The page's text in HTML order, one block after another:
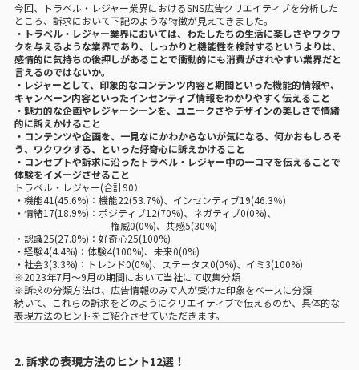
今回、トラベル・レジャー業界におけるSNS広告クリエイティブを分析した
ところ、訴求において下記のような特徴が見えてきました。
・トラベル・レジャー業界においては、わたしたちの生活に楽しさやワクワ
クを与えるような業界であり、しっかりと機能性を検討するというよりは、
感情的に気持ちの後押しがあることで衝動的にも消費がされやすい業界だと
言えるのではないか。
・レジャーとして、印象的なコンテンツ内容と期間といった機能的情報や、
キャンペーン内容といったインセンティブ情報をわかりやすく伝えること
・魅力的な企画やレジャーシーンを、ユニークさやデザインの美しさで情緒
的に訴えかけること
・コンテンツや企画を、一見なにかわからないが気になる、何かおもしろそ
う、ワクワクする、といった好奇心に訴えかけること
・コンセプトや訴求に沿ったトラベル・レジャー中の一コマを伝えることで
体験をイメージさせること
トラベル・レジャー(合計90）
・機能41(45.6%)：機能22(53.7%)、インセンティブ19(46.3％)
・情緒17(18.9%)：ポジティブ12(70%)、ネガティブ0(0%)、
権威0(0%)、共感5(30%)
・認識25(27.8%)：好奇心25(100%)
・経験4(4.4%)：体験4(100%)、未来0(0%)
・社会3(3.3%)：トレンド0(0%)、ステータス0(0%)、イミ3(100%)
※2023年7月〜9月の期間において当社にて収集分類
※訴求の分類方法は、広告情報のみで人が受けた印象をベースに分類
続いて、これらの訴求をどのようにクリエイティブで伝えるのか、具体的な
表現方法のヒントをご紹介させていただきます。
2. 訴求の表現方法のヒント12選！